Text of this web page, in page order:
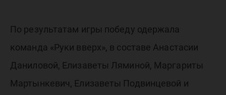
По результатам игры победу одержала
команда «Руки вверх», в составе Анастасии
Даниловой, Елизаветы Ляминой, Маргариты
Мартынкевич, Елизаветы Подвинцевой и